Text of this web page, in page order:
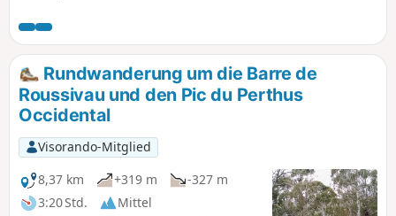
Eukalyptuswälder.
Rundwanderung um die Barre de
Roussivau und den Pic du Perthus
Occidental
Visorando-Mitglied
8,37 km
+319 m
-327 m
3:20 Std.
Mittel